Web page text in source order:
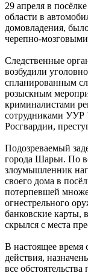
29 апреля в
области в
домовладения,
черепно-
Следственные
возбудили
спланированным
розыскным
криминалистами
сотрудниками
Росгвардии,
Подозреваемый
города Шарьи. По
злоумышленник
своего дома в
потерпевшей
огнестрельного
банковские карты,
скрылся с места
В настоящее время
действия,
все